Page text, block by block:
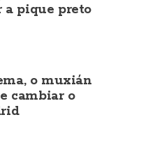
a pique preto
o muxián
cambiar o